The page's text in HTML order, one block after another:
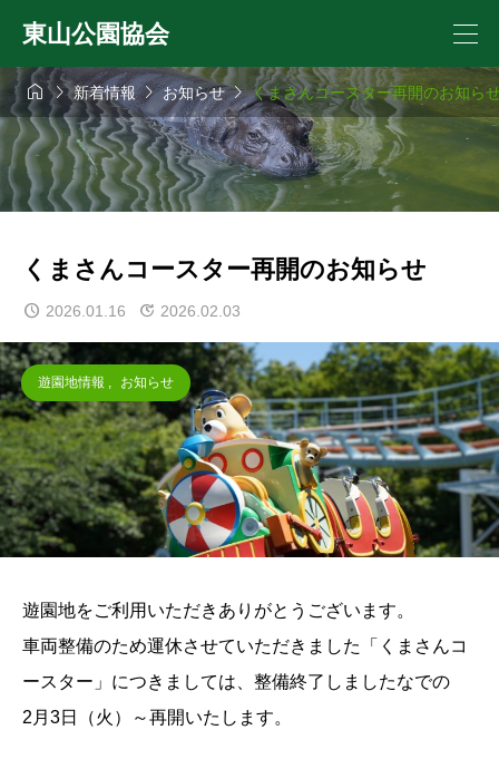
東山公園協会
新着情報お知らせくまさんコースター再開のお知ら
くまさんコースター再開のお知らせ
2026.01.16 2026.02.03
遊園地情報 , お知らせ
遊園地をご利用いただきありがとうございます。
車両整備のため運休させていただきました「くまさんコ
ースター」につきましては、整備終了しましたなでの
2月3日（火）～再開いたします。